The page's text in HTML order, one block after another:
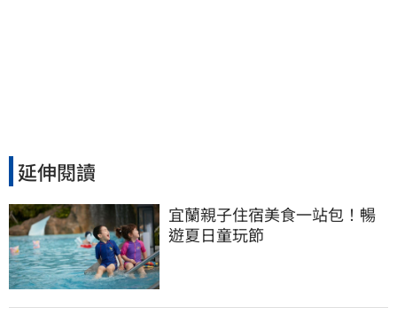
延伸閱讀
宜蘭親子住宿美食一站包！暢
遊夏日童玩節